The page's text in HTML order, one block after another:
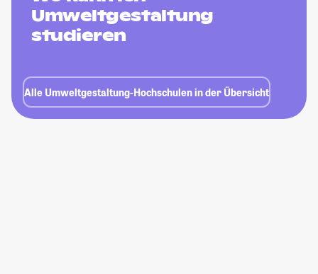
Umweltgestaltung
studieren
Alle Umweltgestaltung-Hochschulen in der Übersicht